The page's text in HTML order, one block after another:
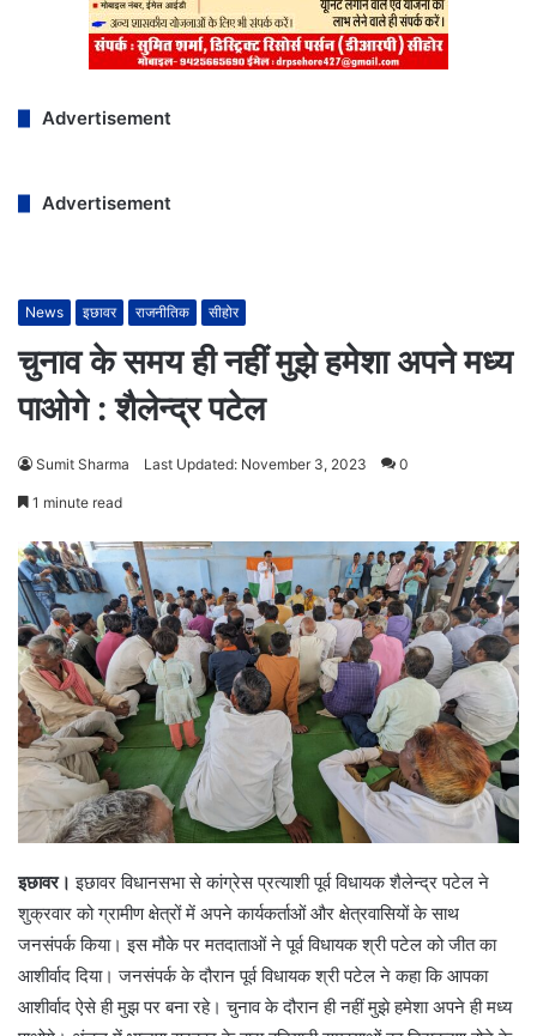
Advertisement
Advertisement